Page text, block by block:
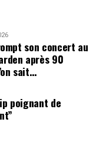
son concert au
après 90
sait…
poignant de